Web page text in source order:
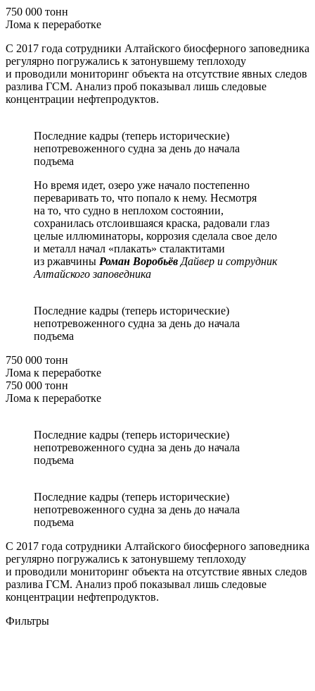
750 000 тонн
Лома к переработке
С 2017 года сотрудники Алтайского биосферного заповедника
регулярно погружались к затонувшему теплоходу
и проводили мониторинг объекта на отсутствие явных следов
разлива ГСМ. Анализ проб показывал лишь следовые
концентрации нефтепродуктов.
Последние кадры (теперь исторические)
непотревоженного судна за день до начала
подъема
Но время идет, озеро уже начало постепенно
переваривать то, что попало к нему. Несмотря
на то, что судно в неплохом состоянии,
сохранилась отслоившаяся краска, радовали глаз
целые иллюминаторы, коррозия сделала свое дело
и металл начал «плакать» сталактитами
из ржавчины Роман Воробьёв Дайвер и сотрудник
Алтайского заповедника
Последние кадры (теперь исторические)
непотревоженного судна за день до начала
подъема
750 000 тонн
Лома к переработке
750 000 тонн
Лома к переработке
Последние кадры (теперь исторические)
непотревоженного судна за день до начала
подъема
Последние кадры (теперь исторические)
непотревоженного судна за день до начала
подъема
С 2017 года сотрудники Алтайского биосферного заповедника
регулярно погружались к затонувшему теплоходу
и проводили мониторинг объекта на отсутствие явных следов
разлива ГСМ. Анализ проб показывал лишь следовые
концентрации нефтепродуктов.
Фильтры